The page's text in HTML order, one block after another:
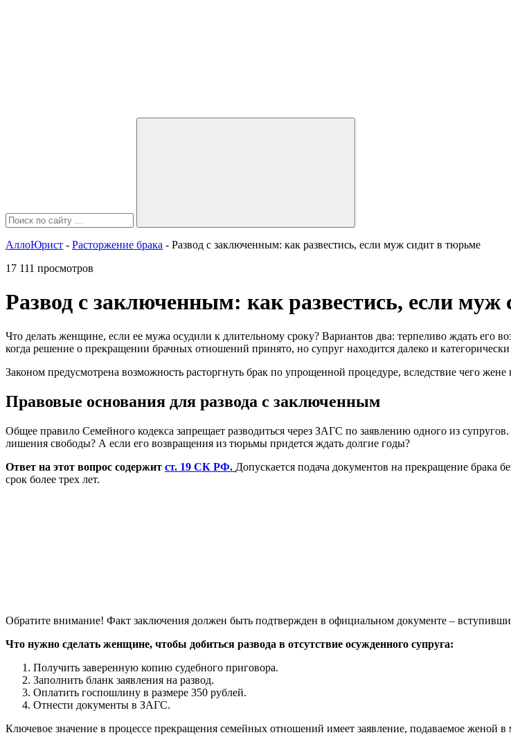
АллоЮрист - Расторжение брака - Развод с заключенным: как развестись, если муж сидит в тюрьме
17 111 просмотров
Развод с заключенным: как развестись, если
Что делать женщине, если ее мужа осудили к длительному сроку? Вариантов два: терпеливо ждать его
когда решение о прекращении брачных отношений принято, но супруг находится далеко и категорически
Законом предусмотрена возможность расторгнуть брак по упрощенной процедуре, вследствие чего
Правовые основания для развода с заключенным
Общее правило Семейного кодекса запрещает разводиться через ЗАГС по заявлению одного из
лишения свободы? А если его возвращения из тюрьмы придется ждать долгие годы?
Ответ на этот вопрос содержит ст. 19 СК РФ. Допускается подача документов на прекращение брака
срок более трех лет.
Обратите внимание! Факт заключения должен быть подтвержден в официальном документе –
Что нужно сделать женщине, чтобы добиться развода в отсутствие осужденного супруга:
Получить заверенную копию судебного приговора.
Заполнить бланк заявления на развод.
Оплатить госпошлину в размере 350 рублей.
Отнести документы в ЗАГС.
Ключевое значение в процессе прекращения семейных отношений имеет заявление, подаваемое женой